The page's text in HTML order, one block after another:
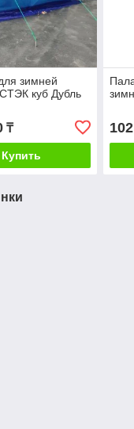
зимней
куб Дубль
₸
Купить